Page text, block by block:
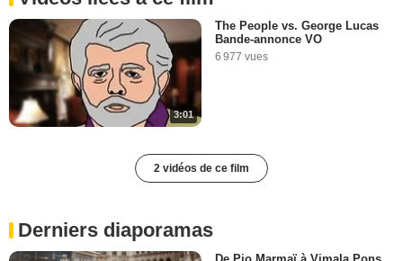
3:01
The People vs. George Lucas
Bande-annonce VO
6 977 vues
2 vidéos de ce film
Derniers diaporamas